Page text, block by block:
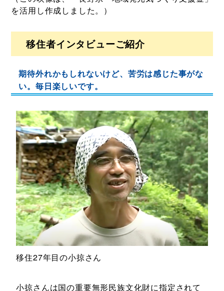
を活用し作成しました。）
移住者インタビューご紹介
期待外れかもしれないけど、苦労は感じた事がな
い。毎日楽しいです。
移住27年目の小掠さん
小掠さんは国の重要無形民族文化財に指定されて